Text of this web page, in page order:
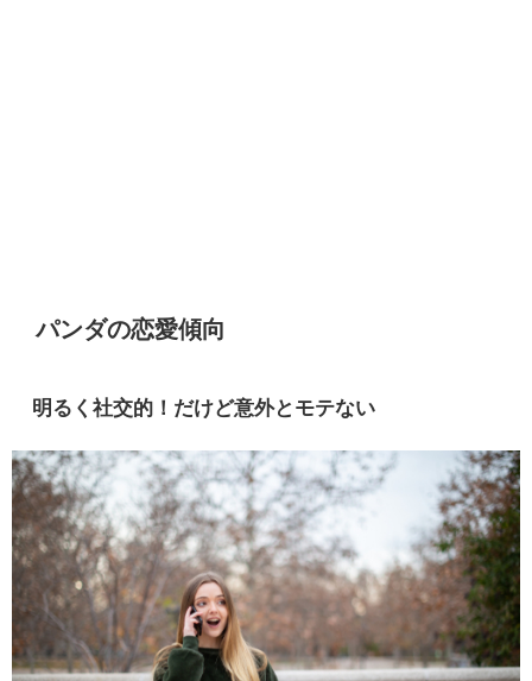
パンダの恋愛傾向
明るく社交的！だけど意外とモテない